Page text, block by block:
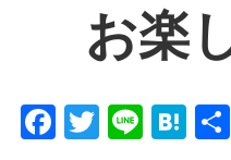
お楽
Facebook
Twitter
Line